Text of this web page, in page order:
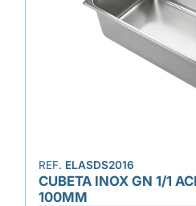
REF. ELASDS2016
CUBETA INOX GN 1/1
100MM